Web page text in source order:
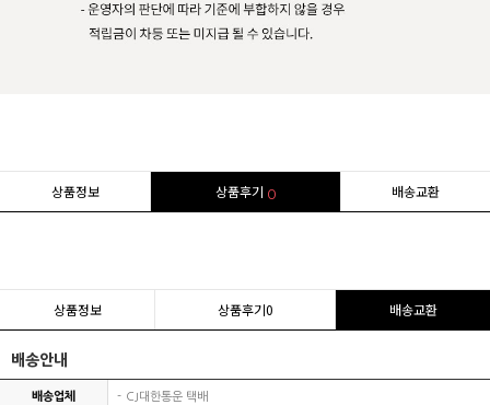
상품정보 상품후기 0 배송교환
상품정보 상품후기0 배송교환
배송안내
배송업체 CJ대한통운 택배